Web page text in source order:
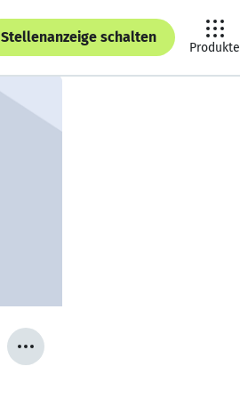
Stellenanzeige schalten
Produkte